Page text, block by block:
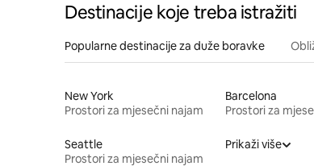
Destinacije koje treba istražiti
Popularne destinacije za duže boravke
New York
Prostori za mjesečni najam
Barcelona
Prostori za
Seattle
Prostori za mjesečni najam
Prikaži više